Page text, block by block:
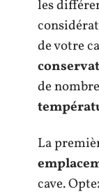
les
de votre
de
La
cave.